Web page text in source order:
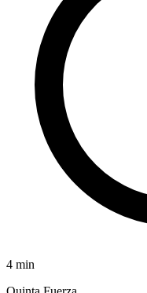
4 min